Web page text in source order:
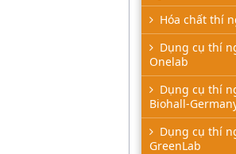
Hóa chất thí
Dụng cụ thí
Onelab
Dụng cụ thí
Biohall-
Dụng cụ thí
GreenLab